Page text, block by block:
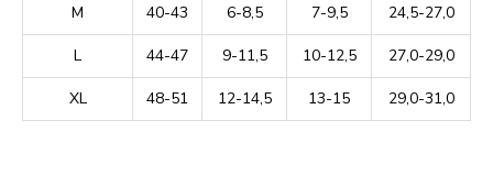
M 40-43 6-8,5 7-9,5 24,5-27,0
L 44-47 9-11,5 10-12,5 27,0-29,0
XL 48-51 12-14,5 13-15 29,0-31,0